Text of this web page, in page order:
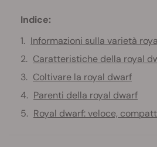
Indice:
Informazioni sulla varietà
Caratteristiche della royal
Coltivare la royal dwarf
Parenti della royal dwarf
Royal dwarf: veloce,